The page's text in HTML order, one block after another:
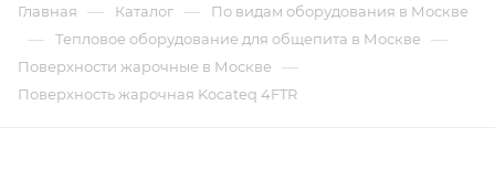
Главная — Каталог — По видам оборудования в Москве
— Тепловое оборудование для общепита в Москве —
Поверхности жарочные в Москве —
Поверхность жарочная Kocateq 4FTR